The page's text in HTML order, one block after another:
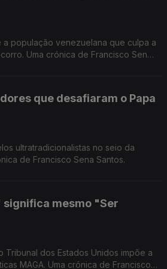
população venezuelana que culpa a
Uma crónica de Francisco Sena
que desafiaram o Papa
ultratradicionalistas no seio da
de Francisco Sena Santos.
significa mesmo "Ser
Tribunal dos Estados Unidos impõe a
MAGA. Uma crónica de Francisco